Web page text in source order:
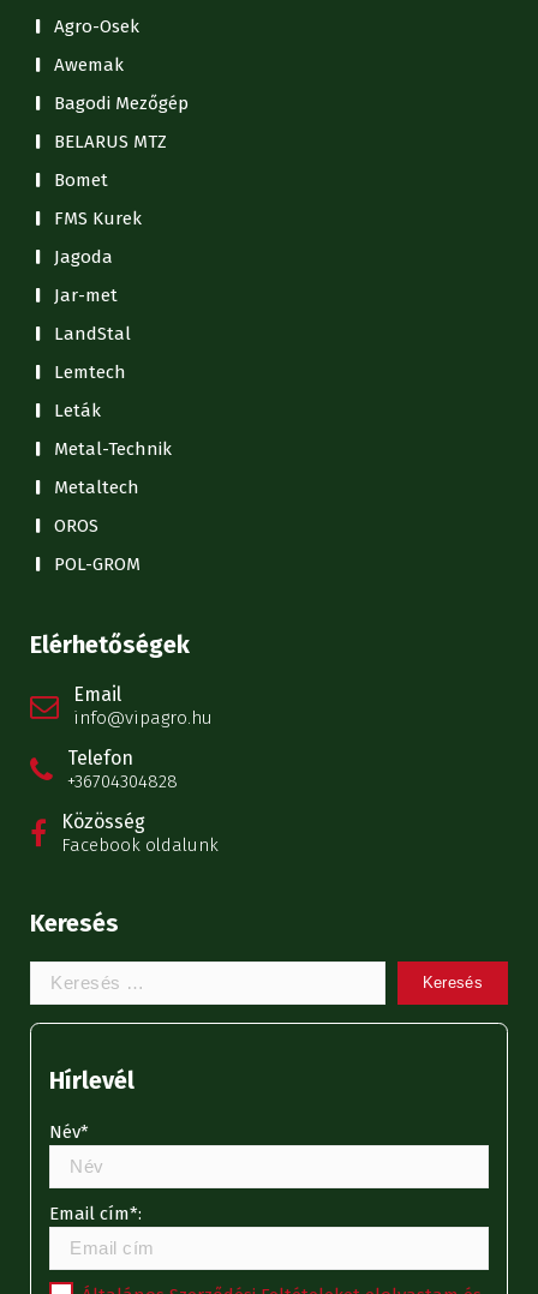
Agro-Osek
Awemak
Bagodi Mezőgép
BELARUS MTZ
Bomet
FMS Kurek
Jagoda
Jar-met
LandStal
Lemtech
Leták
Metal-Technik
Metaltech
OROS
POL-GROM
Elérhetőségek
Email
info@vipagro.hu
Telefon
+36704304828
Közösség
Facebook oldalunk
Keresés
Keresem:
Hírlevél
Név*
Email cím*: